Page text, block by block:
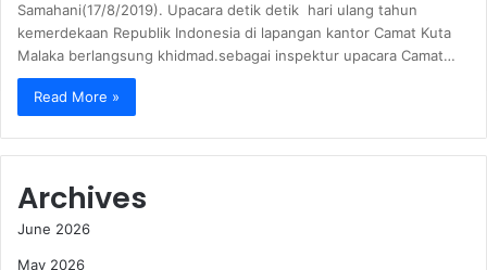
Samahani(17/8/2019). Upacara detik detik hari ulang tahun
kemerdekaan Republik Indonesia di lapangan kantor Camat Kuta
Malaka berlangsung khidmad.sebagai inspektur upacara Camat…
Read More »
Archives
June 2026
May 2026